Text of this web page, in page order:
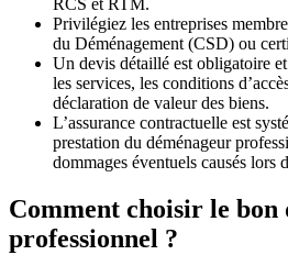
RCS et RTM.
Privilégiez les entreprises
du Déménagement (CSD) ou
Un devis détaillé est obligatoire
les services, les conditions
déclaration de valeur des biens.
L’assurance contractuelle est
prestation du déménageur
dommages éventuels causés lors
Comment choisir le bon
professionnel ?